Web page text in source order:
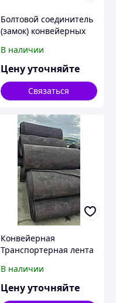
Болтовой соединитель
(замок) конвейерных
В наличии
Цену уточняйте
Связаться
Конвейерная
Транспортерная лента
В наличии
Цену уточняйте